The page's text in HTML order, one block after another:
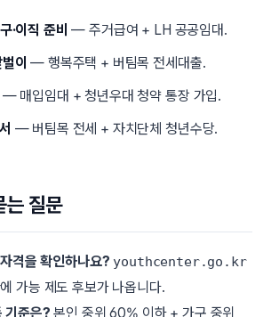
·이직 준비 — 주거급여 + LH 공공임대.
이 — 행복주택 + 버팀목 전세대출.
— 매입임대 + 청년우대 청약 통장 가입.
— 버팀목 전세 + 자치단체 청년수당.
는 질문
격을 확인하나요? youthcenter.go.kr
가능 제도 후보가 나옵니다.
기준은? 본인 중위 60% 이하 + 가구 중위